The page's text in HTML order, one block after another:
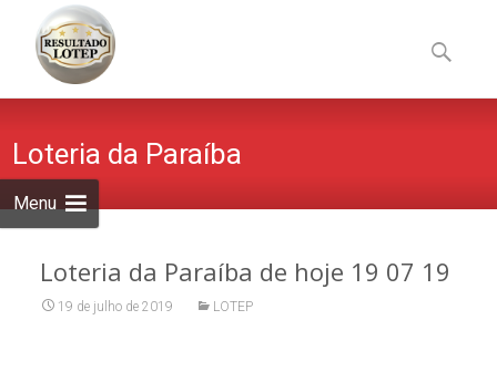
Menu
to
content
por:
Loteria da Paraíba
Loteria da Paraíba de hoje 19 07 19
19 de julho de 2019 LOTEP